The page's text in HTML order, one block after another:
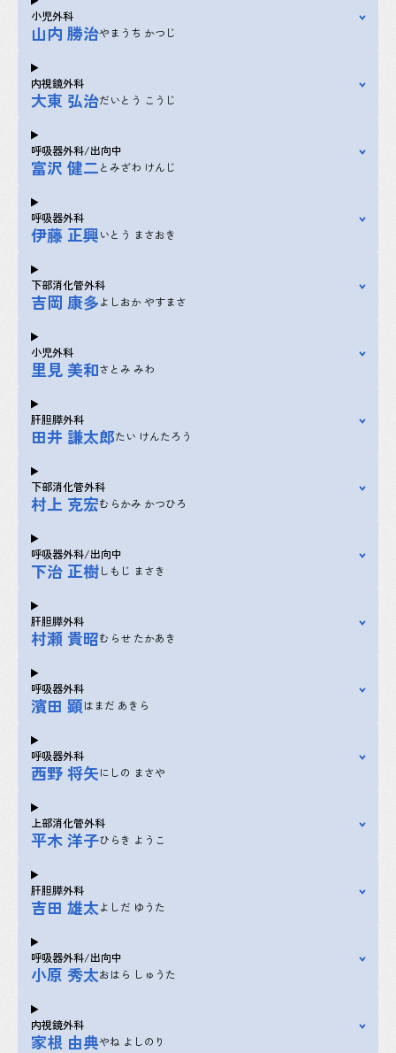
小児外科
山内 勝治やまうち かつじ
内視鏡外科
大東 弘治だいとう こうじ
呼吸器外科/出向中
富沢 健二とみざわ けんじ
呼吸器外科
伊藤 正興いとう まさおき
下部消化管外科
吉岡 康多よしおか やすまさ
小児外科
里見 美和さとみ みわ
肝胆膵外科
田井 謙太郎たい けんたろう
下部消化管外科
村上 克宏むらかみ かつひろ
呼吸器外科/出向中
下治 正樹しもじ まさき
肝胆膵外科
村瀬 貴昭むらせ たかあき
呼吸器外科
濱田 顕はまだ あきら
呼吸器外科
西野 将矢にしの まさや
上部消化管外科
平木 洋子ひらき ようこ
肝胆膵外科
吉田 雄太よしだ ゆうた
呼吸器外科/出向中
小原 秀太おはら しゅうた
内視鏡外科
家根 由典やね よしのり